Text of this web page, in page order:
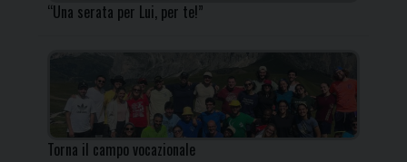
“Una serata per Lui, per te!”
Torna il campo vocazionale